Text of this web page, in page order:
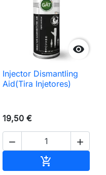

Injector Dismantling
Aid(Tira Injetores)
19,50 €
 
